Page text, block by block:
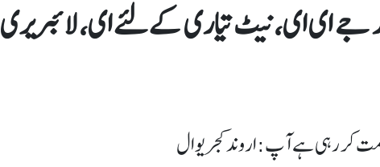
کتابوں اور جے ای ای، نیٹ تیاری کےلئے ای، لائبریری
کر رہی ہے آپ:اروند کجریوال